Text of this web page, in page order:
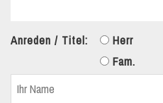
Anreden / Titel: Herr
Fam.